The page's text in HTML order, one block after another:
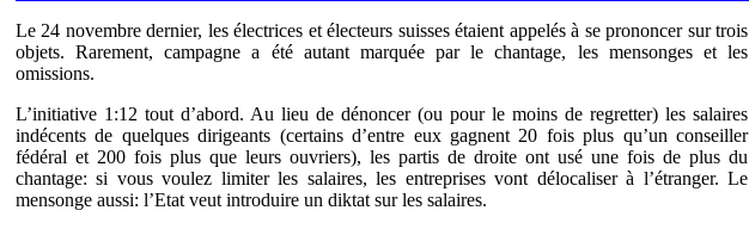
Le 24 novembre dernier, les électrices et électeurs suisses étaient appelés à se prononcer sur trois
objets. Rarement, campagne a été autant marquée par le chantage, les mensonges et les
omissions.
L’initiative 1:12 tout d’abord. Au lieu de dénoncer (ou pour le moins de regretter) les salaires
indécents de quelques dirigeants (certains d’entre eux gagnent 20 fois plus qu’un conseiller
fédéral et 200 fois plus que leurs ouvriers), les partis de droite ont usé une fois de plus du
chantage: si vous voulez limiter les salaires, les entreprises vont délocaliser à l’étranger. Le
mensonge aussi: l’Etat veut introduire un diktat sur les salaires.